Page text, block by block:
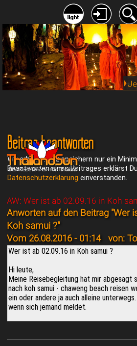
Beitrag beantworten
Wir erheben und speichern nur ein
Beantworten eines Beitrages erklärst
Datenschutzerklärung einverstanden.
AW: Wer ist ab 02.09.16 in Koh
Anworten auf den Beitrag "Wer
Koh samui ?"
Vom 26.08.2016 - 01:14 von: